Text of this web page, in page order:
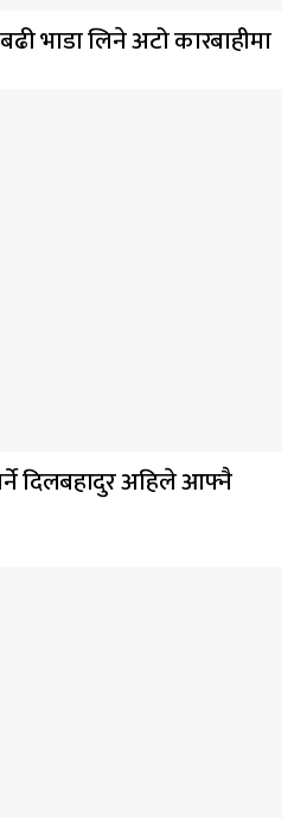
भाडा लिने अटो कारबाहीमा
दिलबहादुर अहिले आफ्नै